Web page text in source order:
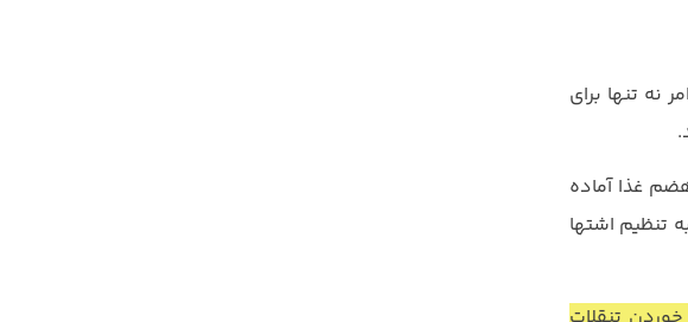
تنها برای
غذا آماده
تنظیم اشتها